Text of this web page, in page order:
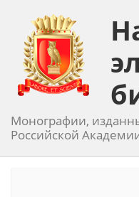
Монографии,
Российской